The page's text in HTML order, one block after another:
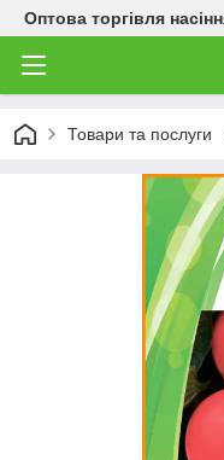
Оптова торгівля
Товари та послуги